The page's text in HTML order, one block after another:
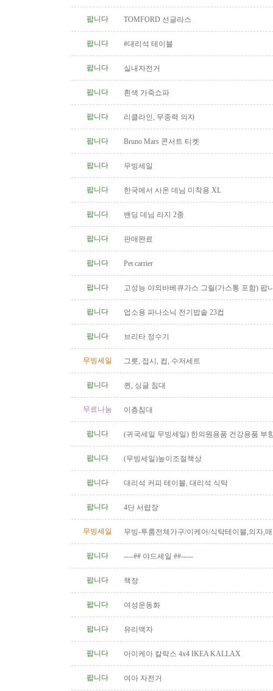
팝니다 TOMFORD 선글라스
팝니다 #대리석 테이블
팝니다 실내자전거
팝니다 흰색 가죽쇼파
팝니다 리클라인, 무중력 의자
팝니다 Bruno Mars 콘서트 티켓
팝니다 무빙세일
팝니다 한국에서 사온 데님 미착용 XL
팝니다 밴딩 데님 라지 2종
팝니다 판매완료
팝니다 Pet carrier
팝니다 고성능 야외바베큐가스 그릴(가스통 포함) 팝
팝니다 업소용 파나소닉 전기밥솥 23컵
팝니다 브리타 정수기
무빙세일 그릇, 접시, 컵, 수저세트
팝니다 퀸, 싱글 침대
무료나눔 이층침대
팝니다
(귀국세일 무빙세일) 한의원용품 건강용품 부
팝니다
(무빙세일)높이조절책상
팝니다 대리석 커피 테이블, 대리석 식탁
팝니다 4단 서랍장
무빙세일
무빙-투룸전체가구/이케아/식탁테이블,의자,
팝니다
----## 야드세일 ##-----
팝니다 책장
팝니다 여성운동화
팝니다 유리액자
팝니다 아이케아 칼락스 4x4 IKEA KALLAX
팝니다 여아 자전거